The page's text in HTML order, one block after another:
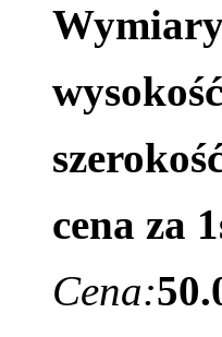
cena za
Cena: